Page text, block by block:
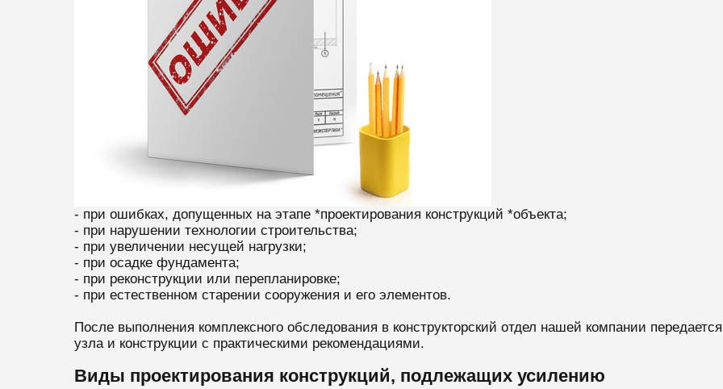
- при ошибках, допущенных на этапе *проектирования конструкций *объекта;
- при нарушении технологии строительства;
- при увеличении несущей нагрузки;
- при осадке фундамента;
- при реконструкции или перепланировке;
- при естественном старении сооружения и его элементов.
После выполнения комплексного обследования в конструкторский отдел нашей компании
узла и конструкции с практическими рекомендациями.
Виды проектирования конструкций, подлежащих усилению